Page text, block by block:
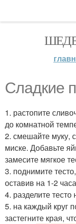
Сладкие
1. растопите
до комнатной
2. смешайте муку,
миске. Добавьте
замесите мягкое
3. поднимите
оставив на 1-2
4. разделите тесто
5. на каждый круг
застегните края,